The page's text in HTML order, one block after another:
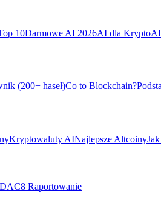
10Darmowe AI 2026AI dla Krypto
(200+ haseł)Co to Blockchain?
Kryptowaluty AINajlepsze Altcoiny
DAC8 Raportowanie